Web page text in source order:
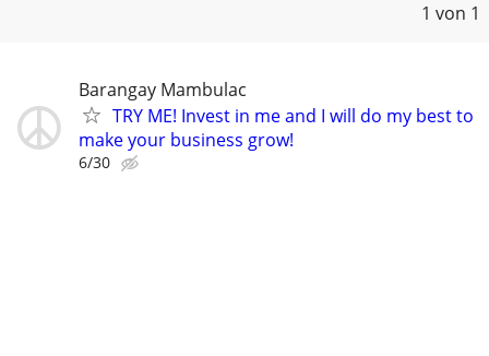
1 von 1
Barangay Mambulac
TRY ME! Invest in me and I will do my best to
make your business grow!
6/30